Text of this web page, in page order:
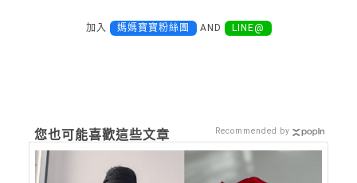
加入 媽媽寶寶粉絲團 AND LINE@
您也可能喜歡這些文章 Recommended by